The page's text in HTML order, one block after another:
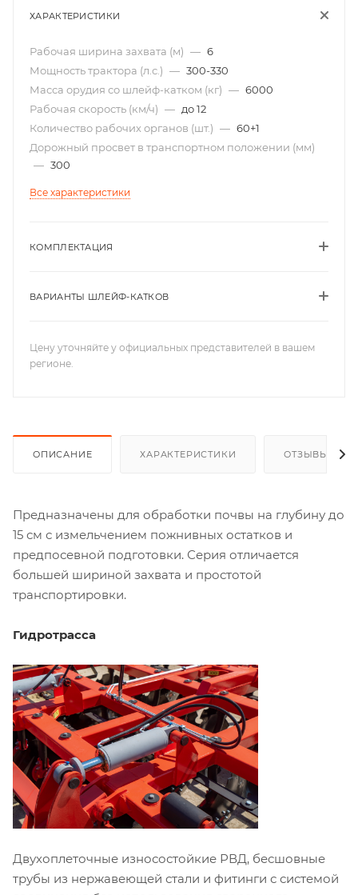
ХАРАКТЕРИСТИКИ
Рабочая ширина захвата (м) — 6
Мощность трактора (л.с.) — 300-330
Масса орудия со шлейф-катком (кг) — 6000
Рабочая скорость (км/ч) — до 12
Количество рабочих органов (шт.) — 60+1
Дорожный просвет в транспортном положении (мм)
— 300
Все характеристики
КОМПЛЕКТАЦИЯ
ВАРИАНТЫ ШЛЕЙФ-КАТКОВ
Цену уточняйте у официальных представителей в вашем
регионе.
ОПИСАНИЕ ХАРАКТЕРИСТИКИ ОТЗЫВЫ
Предназначены для обработки почвы на глубину до
15 см с измельчением пожнивных остатков и
предпосевной подготовки. Серия отличается
большей шириной захвата и простотой
транспортировки.
Гидротрасса
Двухоплеточные износостойкие РВД, бесшовные
трубы из нержавеющей стали и фитинги с системой